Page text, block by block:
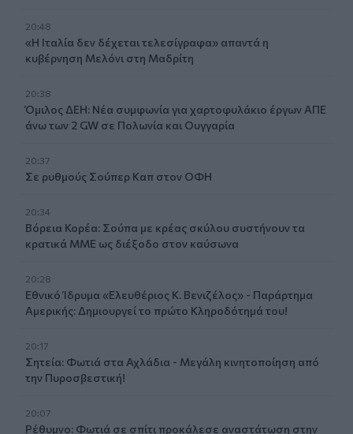
20:48
«Η Ιταλία δεν δέχεται τελεσίγραφα» απαντά η
κυβέρνηση Μελόνι στη Μαδρίτη
20:38
Όμιλος ΔΕΗ: Νέα συμφωνία για χαρτοφυλάκιο έργων ΑΠΕ
άνω των 2 GW σε Πολωνία και Ουγγαρία
20:37
Σε ρυθμούς Σούπερ Καπ στον ΟΦΗ
20:34
Βόρεια Κορέα: Σούπα με κρέας σκύλου συστήνουν τα
κρατικά ΜΜΕ ως διέξοδο στον καύσωνα
20:28
Εθνικό Ίδρυμα «Ελευθέριος Κ. Βενιζέλος» - Παράρτημα
Αμερικής: Δημιουργεί το πρώτο Κληροδότημά του!
20:17
Σητεία: Φωτιά στα Αχλάδια - Μεγάλη κινητοποίηση από
την Πυροσβεστική!
20:07
Ρέθυμνο: Φωτιά σε σπίτι προκάλεσε αναστάτωση στην